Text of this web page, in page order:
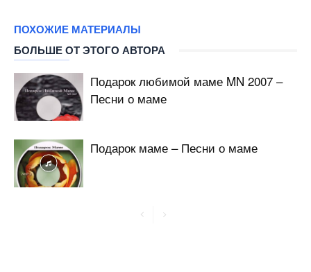
ПОХОЖИЕ МАТЕРИАЛЫ
БОЛЬШЕ ОТ ЭТОГО АВТОРА
Подарок любимой маме MN 2007 –
Песни о маме
Подарок маме – Песни о маме